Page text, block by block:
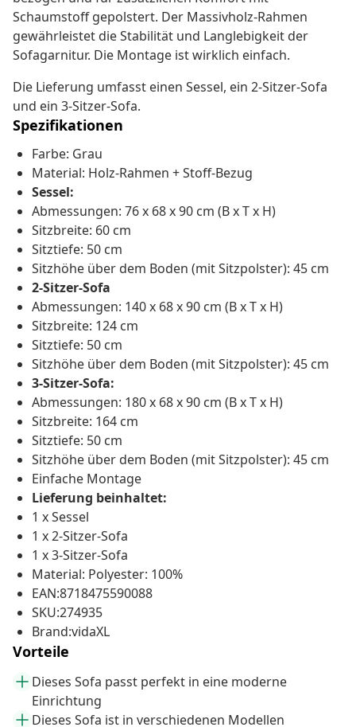
Schaumstoff gepolstert. Der Massivholz-Rahmen
gewährleistet die Stabilität und Langlebigkeit der
Sofagarnitur. Die Montage ist wirklich einfach.
Die Lieferung umfasst einen Sessel, ein 2-Sitzer-Sofa
und ein 3-Sitzer-Sofa.
Spezifikationen
Farbe: Grau
Material: Holz-Rahmen + Stoff-Bezug
Sessel:
Abmessungen: 76 x 68 x 90 cm (B x T x H)
Sitzbreite: 60 cm
Sitztiefe: 50 cm
Sitzhöhe über dem Boden (mit Sitzpolster): 45 cm
2-Sitzer-Sofa
Abmessungen: 140 x 68 x 90 cm (B x T x H)
Sitzbreite: 124 cm
Sitztiefe: 50 cm
Sitzhöhe über dem Boden (mit Sitzpolster): 45 cm
3-Sitzer-Sofa:
Abmessungen: 180 x 68 x 90 cm (B x T x H)
Sitzbreite: 164 cm
Sitztiefe: 50 cm
Sitzhöhe über dem Boden (mit Sitzpolster): 45 cm
Einfache Montage
Lieferung beinhaltet:
1 x Sessel
1 x 2-Sitzer-Sofa
1 x 3-Sitzer-Sofa
Material: Polyester: 100%
EAN:8718475590088
SKU:274935
Brand:vidaXL
Vorteile
Dieses Sofa passt perfekt in eine moderne
Einrichtung
Dieses Sofa ist in verschiedenen Modellen